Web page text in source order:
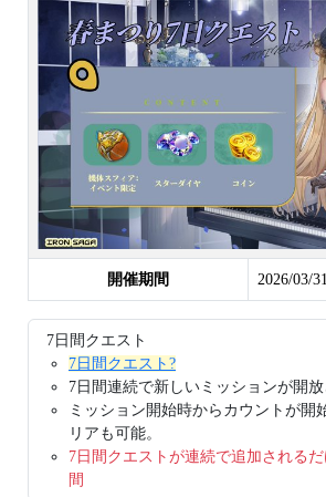
開催期間 2026/03/
7日間クエスト
7日間クエスト?
7日間連続で新しいミッションが開
ミッション開始時からカウントが開
リアも可能。
7日間クエストが連続で追加される
間